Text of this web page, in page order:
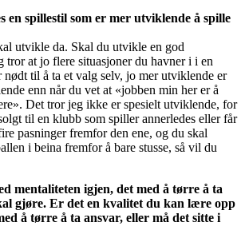
en spillestil som er mer utviklende å spille
utvikle da. Skal du utvikle en god
tror at jo flere situasjoner du havner i i en
til å ta et valg selv, jo mer utviklende er
enn når du vet at «jobben min her er å
Det tror jeg ikke er spesielt utviklende, for
til en klubb som spiller annerledes eller får
pasninger fremfor den ene, og du skal
i beina fremfor å bare stusse, så vil du
mentaliteten igjen, det med å tørre å ta
gjøre. Er det en kvalitet du kan lære opp
å tørre å ta ansvar, eller må det sitte i